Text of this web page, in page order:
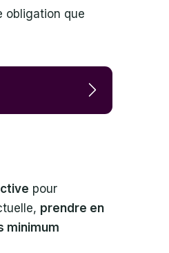
obligation que
pour
prendre en
minimum